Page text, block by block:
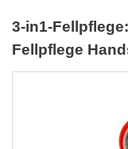
3-in1-
Fellpflege